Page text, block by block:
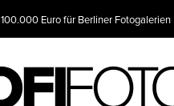
100.000 Euro für Berliner Fotogalerien